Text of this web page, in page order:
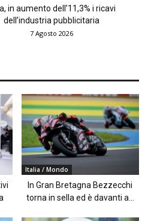
in aumento dell’11,3% i ricavi
dell’industria pubblicitaria
7 Agosto 2026
Italia / Mondo
In Gran Bretagna Bezzecchi
torna in sella ed è davanti a...